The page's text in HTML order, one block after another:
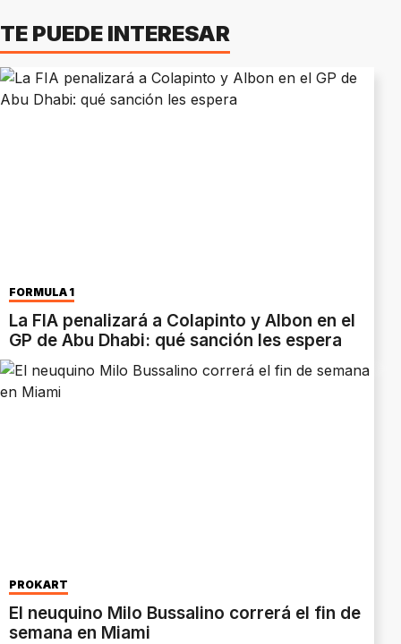
TE PUEDE INTERESAR
FÓRMULA 1
La FIA penalizará a Colapinto y Albon en el
GP de Abu Dhabi: qué sanción les espera
PROKART
El neuquino Milo Bussalino correrá el fin de
semana en Miami